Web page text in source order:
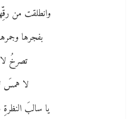
وانطلقت من
بفجرها
تصرخُ
لا
يا سالبَ